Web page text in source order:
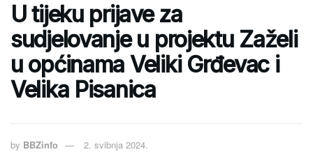
U tijeku prijave za
sudjelovanje u projektu Zaželi
u općinama Veliki Grđevac i
Velika Pisanica
by BBZinfo 2. svibnja 2024.